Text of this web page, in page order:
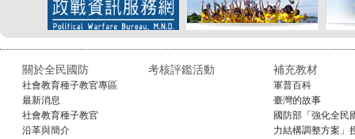
關於全民國防
社會教育種子教官專區
最新消息
社會教育種子教官
沿革與簡介
考核評鑑活動 補充教材
軍普百科
臺灣的故事
國防部「強化全民
力結構調整方案」